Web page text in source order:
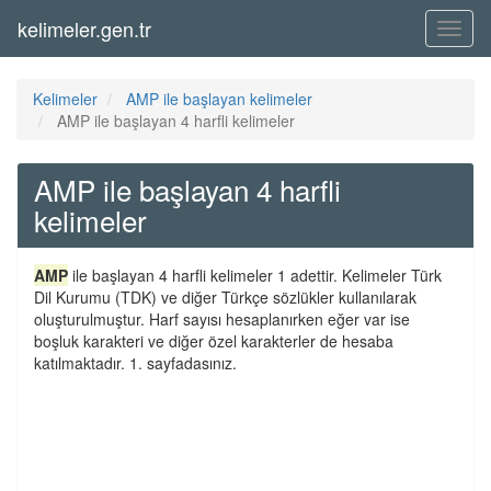
Menü
kelimeler.gen.tr
Kelimeler
AMP ile başlayan kelimeler
AMP ile başlayan 4 harfli kelimeler
AMP ile başlayan 4 harfli
kelimeler
AMP ile başlayan 4 harfli kelimeler 1 adettir. Kelimeler Türk
Dil Kurumu (TDK) ve diğer Türkçe sözlükler kullanılarak
oluşturulmuştur. Harf sayısı hesaplanırken eğer var ise
boşluk karakteri ve diğer özel karakterler de hesaba
katılmaktadır. 1. sayfadasınız.